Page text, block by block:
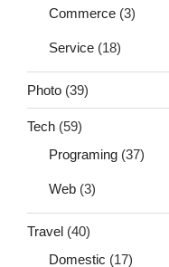
Commerce (3)
Service (18)
Photo (39)
Tech (59)
Programing (37)
Web (3)
Travel (40)
Domestic (17)